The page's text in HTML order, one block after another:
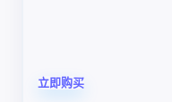
立即购买